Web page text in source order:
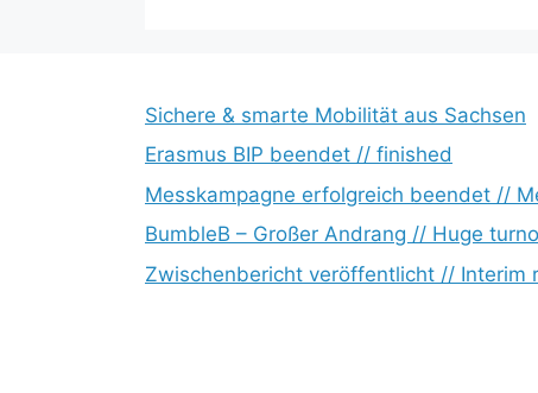
Sichere & smarte Mobilität aus Sachsen
Erasmus BIP beendet // finished
Messkampagne erfolgreich beendet //
BumbleB – Großer Andrang // Huge
Zwischenbericht veröffentlicht // Interim